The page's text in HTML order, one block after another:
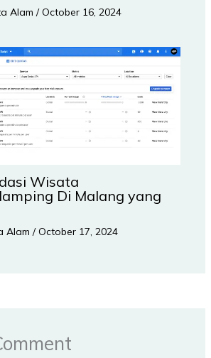
Alam /October 16, 2024
Wisata
Di Malang yang
Alam /October 17, 2024